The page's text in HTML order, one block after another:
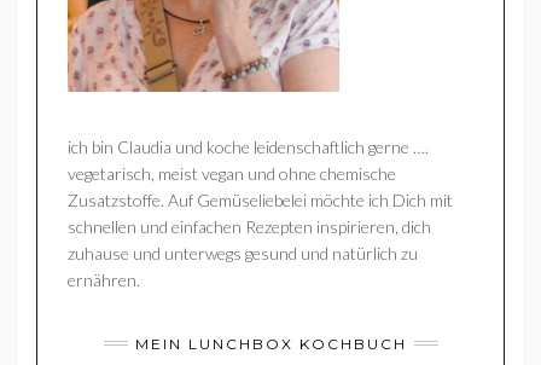
ich bin Claudia und koche leidenschaftlich gerne ….
vegetarisch, meist vegan und ohne chemische
Zusatzstoffe. Auf Gemüseliebelei möchte ich Dich mit
schnellen und einfachen Rezepten inspirieren, dich
zuhause und unterwegs gesund und natürlich zu
ernähren.
MEIN LUNCHBOX KOCHBUCH